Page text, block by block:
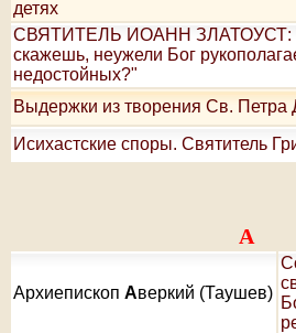
детях
СВЯТИТЕЛЬ ИОАНН ЗЛАТОУСТ:
скажешь, неужели Бог
недостойных?"
Выдержки из творения Св. Петра
Исихастские споры. Святитель
А
Архиепископ Аверкий (Таушев)